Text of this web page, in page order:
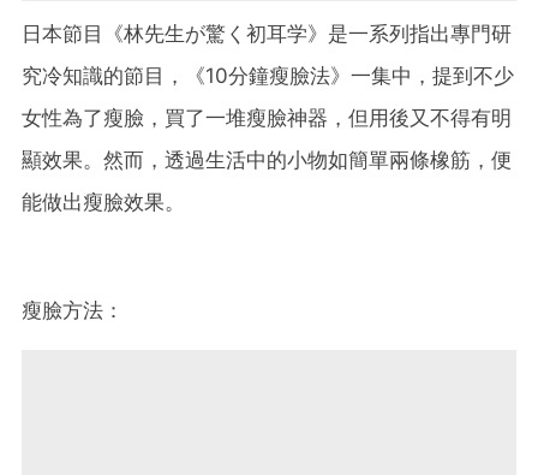
日本節目《林先生が驚く初耳学》是一系列指出專門研
究冷知識的節目，《10分鐘瘦臉法》一集中，提到不少
女性為了瘦臉，買了一堆瘦臉神器，但用後又不得有明
顯效果。然而，透過生活中的小物如簡單兩條橡筋，便
能做出瘦臉效果。
瘦臉方法：